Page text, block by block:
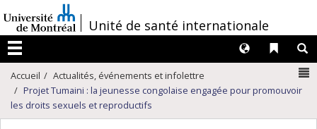
au
contenu
/Unité de santé internationale
Menu
Liens
Langues
Accueil
Actualités, événements et infolettre
Projet Tumaini : la jeunesse congolaise engagée pour promouvoir
les droits sexuels et reproductifs